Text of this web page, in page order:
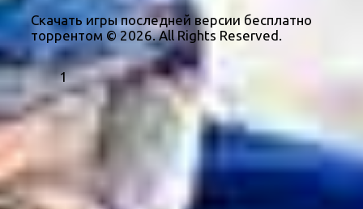
Скачать игры последней версии бесплатно
торрентом © 2026. All Rights Reserved.
1